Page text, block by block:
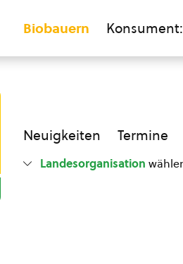
Biobauern
Neuigkeiten Termine
Landesorganisation